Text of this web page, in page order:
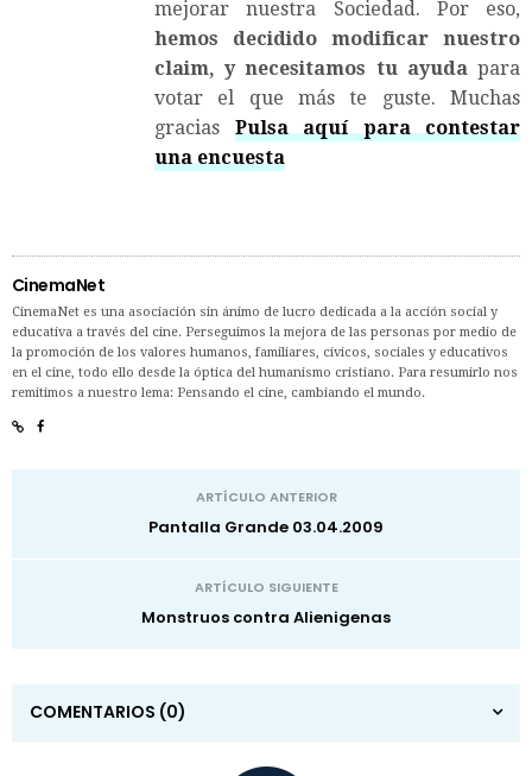
mejorar nuestra Sociedad. Por eso,
hemos decidido modificar nuestro
claim, y necesitamos tu ayudapara
votar el que más te guste. Muchas
gracias Pulsa aquí para contestar
una encuesta
CinemaNet
CinemaNet es una asociación sin ánimo de lucro dedicada a la acción social y
educativa a través del cine. Perseguimos la mejora de las personas por medio de
la promoción de los valores humanos, familiares, cívicos, sociales y educativos
en el cine, todo ello desde la óptica del humanismo cristiano. Para resumirlo nos
remitimos a nuestro lema: Pensando el cine, cambiando el mundo.
ARTÍCULO ANTERIOR
Pantalla Grande 03.04.2009
ARTÍCULO SIGUIENTE
Monstruos contra Alienigenas
COMENTARIOS (0)